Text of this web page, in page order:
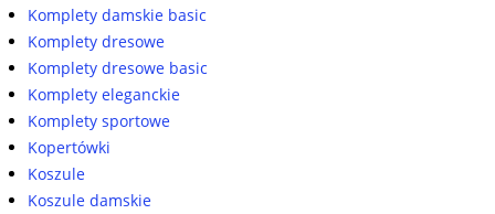
Komplety damskie basic
Komplety dresowe
Komplety dresowe basic
Komplety eleganckie
Komplety sportowe
Kopertówki
Koszule
Koszule damskie